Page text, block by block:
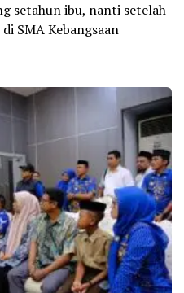
setahun ibu, nanti setelah
SMA Kebangsaan